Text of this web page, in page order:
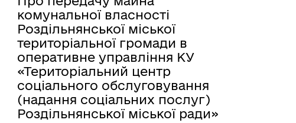
комунальної власності
Роздільнянської міської
територіальної громади в
оперативне управління КУ
«Територіальний центр
соціального обслуговування
(надання соціальних послуг)
Роздільнянської міської ради»